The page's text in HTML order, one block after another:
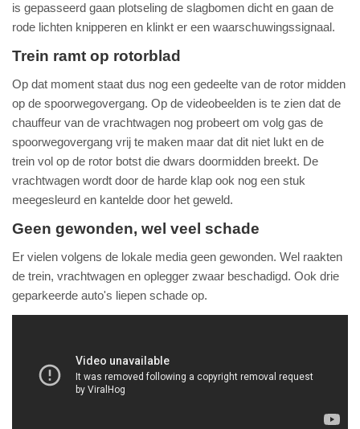
is gepasseerd gaan plotseling de slagbomen dicht en gaan de
rode lichten knipperen en klinkt er een waarschuwingssignaal.
Trein ramt op rotorblad
Op dat moment staat dus nog een gedeelte van de rotor midden
op de spoorwegovergang. Op de videobeelden is te zien dat de
chauffeur van de vrachtwagen nog probeert om volg gas de
spoorwegovergang vrij te maken maar dat dit niet lukt en de
trein vol op de rotor botst die dwars doormidden breekt. De
vrachtwagen wordt door de harde klap ook nog een stuk
meegesleurd en kantelde door het geweld.
Geen gewonden, wel veel schade
Er vielen volgens de lokale media geen gewonden. Wel raakten
de trein, vrachtwagen en oplegger zwaar beschadigd. Ook drie
geparkeerde auto's liepen schade op.